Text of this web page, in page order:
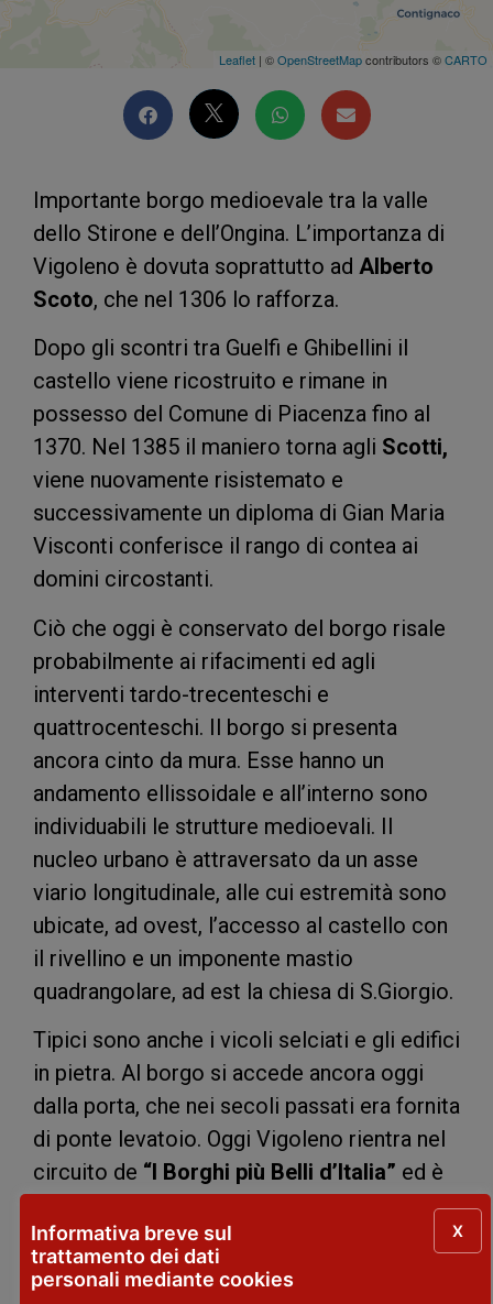
Leaflet | ©OpenStreetMapcontributors ©CARTO
Importante borgo medioevale tra la valle
dello Stirone e dell’Ongina. L’importanza di
Vigoleno è dovuta soprattutto ad Alberto
Scoto, che nel 1306 lo rafforza.
Dopo gli scontri tra Guelfi e Ghibellini il
castello viene ricostruito e rimane in
possesso del Comune di Piacenza fino al
1370. Nel 1385 il maniero torna agli Scotti,
viene nuovamente risistemato e
successivamente un diploma di Gian Maria
Visconti conferisce il rango di contea ai
domini circostanti.
Ciò che oggi è conservato del borgo risale
probabilmente ai rifacimenti ed agli
interventi tardo-trecenteschi e
quattrocenteschi. Il borgo si presenta
ancora cinto da mura. Esse hanno un
andamento ellissoidale e all’interno sono
individuabili le strutture medioevali. Il
nucleo urbano è attraversato da un asse
viario longitudinale, alle cui estremità sono
ubicate, ad ovest, l’accesso al castello con
il rivellino e un imponente mastio
quadrangolare, ad est la chiesa di S.Giorgio.
Tipici sono anche i vicoli selciati e gli edifici
in pietra. Al borgo si accede ancora oggi
dalla porta, che nei secoli passati era fornita
di ponte levatoio. Oggi Vigoleno rientra nel
circuito de “I Borghi più Belli d’Italia” ed è
Italiano
Informativa breve sul
trattamento dei dati
personali mediante cookies
X